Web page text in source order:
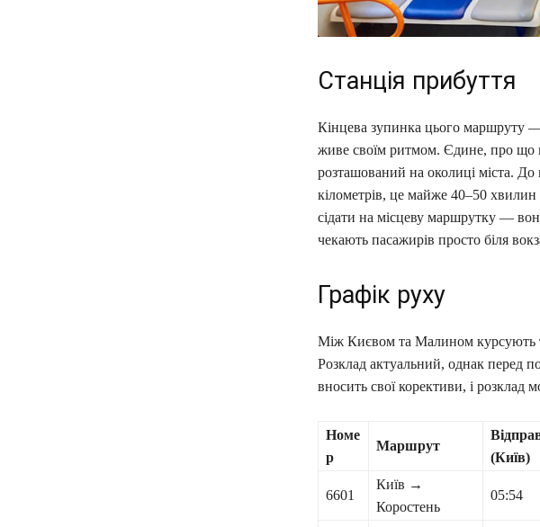
Станція прибуття
Кінцева зупинка цього маршруту
живе своїм ритмом. Єдине, про що
розташований на околиці міста.
кілометрів, це майже 40–50
сідати на місцеву маршрутку —
чекають пасажирів просто біля
Графік руху
Між Києвом та Малином курсують
Розклад актуальний, однак перед
вносить свої корективи, і розклад
Номе
р
Маршрут
(Київ)
6601
Київ →
Коростень
05:54